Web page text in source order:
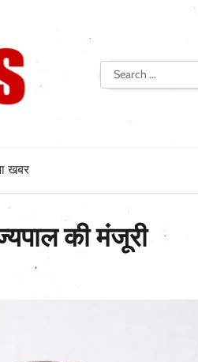
Search
for:
खबर
की मंजूरी